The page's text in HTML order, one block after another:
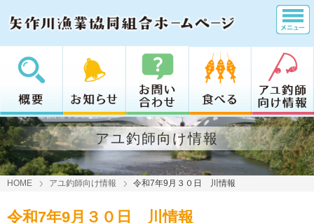
アユ釣師向け情報
HOME アユ釣師向け情報 令和7年9月３０日 川情報
令和7年9月３０日 川情報